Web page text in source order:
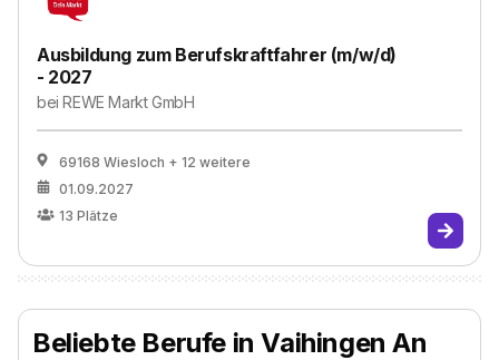
Ausbildung zum Berufskraftfahrer (m/w/d)
- 2027
beiREWE Markt GmbH
69168 Wiesloch + 12 weitere
01.09.2027
13 Plätze
Beliebte Berufe in Vaihingen An